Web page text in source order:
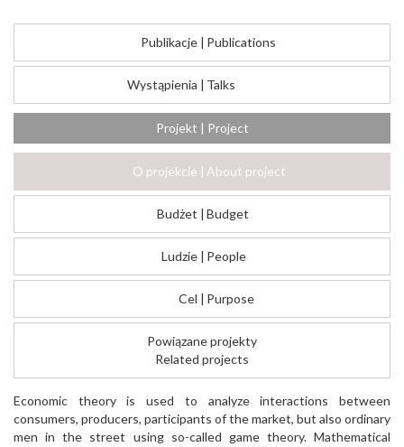
Publikacje | Publications
Wystąpienia | Talks
Projekt | Project
O projekcie | About project
Budżet | Budget
Ludzie | People
Cel | Purpose
Powiązane projekty
Related projects
Economic theory is used to analyze interactions between
consumers, producers, participants of the market, but also ordinary
men in the street using so-called game theory. Mathematical